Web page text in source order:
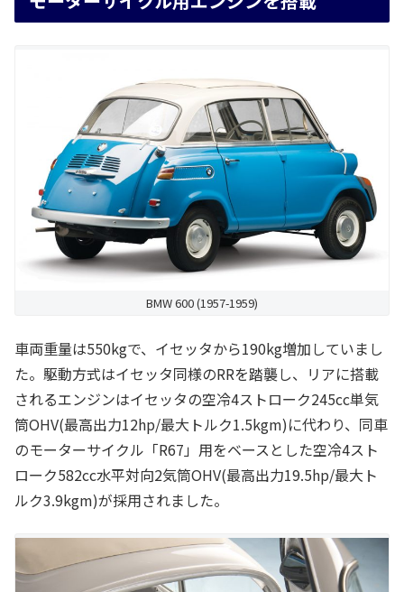
BMW 600 (1957-1959)
車両重量は550kgで、イセッタから190kg増加していまし
た。駆動方式はイセッタ同様のRRを踏襲し、リアに搭載
されるエンジンはイセッタの空冷4ストローク245cc単気
筒OHV(最高出力12hp/最大トルク1.5kgm)に代わり、同車
のモーターサイクル「R67」用をベースとした空冷4スト
ローク582cc水平対向2気筒OHV(最高出力19.5hp/最大ト
ルク3.9kgm)が採用されました。